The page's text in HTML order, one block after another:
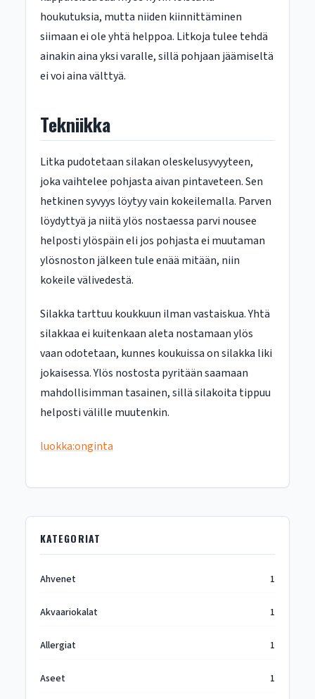
houkutuksia, mutta niiden kiinnittäminen
siimaan ei ole yhtä helppoa. Litkoja tulee tehdä
ainakin aina yksi varalle, sillä pohjaan jäämiseltä
ei voi aina välttyä.
Tekniikka
Litka pudotetaan silakan oleskelusyvyyteen,
joka vaihtelee pohjasta aivan pintaveteen. Sen
hetkinen syvyys löytyy vain kokeilemalla. Parven
löydyttyä ja niitä ylös nostaessa parvi nousee
helposti ylöspäin eli jos pohjasta ei muutaman
ylösnoston jälkeen tule enää mitään, niin
kokeile välivedestä.
Silakka tarttuu koukkuun ilman vastaiskua. Yhtä
silakkaa ei kuitenkaan aleta nostamaan ylös
vaan odotetaan, kunnes koukuissa on silakka liki
jokaisessa. Ylös nostosta pyritään saamaan
mahdollisimman tasainen, sillä silakoita tippuu
helposti välille muutenkin.
luokka:onginta
KATEGORIAT
Ahvenet 1
Akvaariokalat 1
Allergiat 1
Aseet 1